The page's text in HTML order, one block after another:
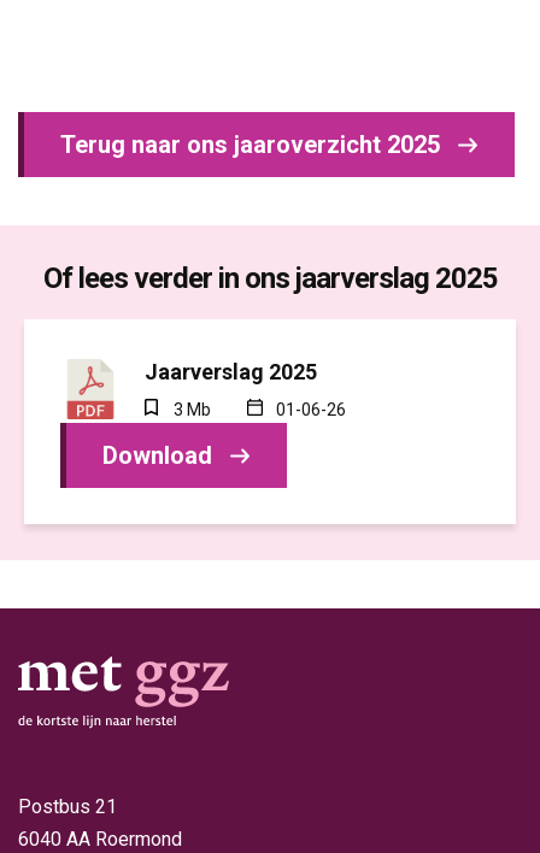
Terug naar ons jaaroverzicht 2025
Of lees verder in ons jaarverslag 2025
Jaarverslag 2025
3 Mb 01-06-26
Download
Postbus 21
6040 AA Roermond